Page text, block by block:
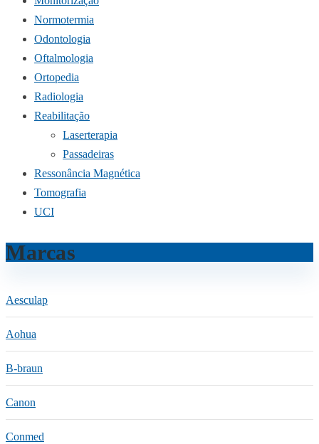
Normotermia
Odontologia
Oftalmologia
Ortopedia
Radiologia
Reabilitação
Laserterapia
Passadeiras
Ressonância Magnética
Tomografia
UCI
Marcas
Aesculap
Aohua
B-braun
Canon
Conmed